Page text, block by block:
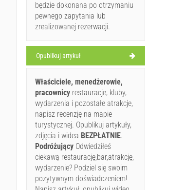
będzie dokonana po otrzymaniu
pewnego zapytania lub
zrealizowanej rezerwacji.
Opublikuj artykuł
Właściciele, menedżerowie,
pracownicy restauracje, kluby,
wydarzenia i pozostałe atrakcje,
napisz recenzję na mapie
turystycznej. Opublikuj artykuły,
zdjęcia i widea BEZPŁATNIE.
Podróżujący Odwiedziłeś
ciekawą restaurację,bar,atrakcję,
wydarzenie? Podziel się swoim
pozytywnym doświadczeniem!